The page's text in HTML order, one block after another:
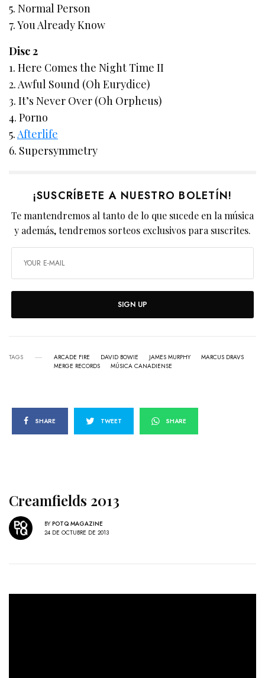
5. Normal Person
7. You Already Know
Disc 2
1. Here Comes the Night Time II
2. Awful Sound (Oh Eurydice)
3. It’s Never Over (Oh Orpheus)
4. Porno
5.Afterlife
6. Supersymmetry
¡SUSCRÍBETE A NUESTRO BOLETÍN!
Te mantendremos al tanto de lo que sucede en la música
y además, tendremos sorteos exclusivos para suscrites.
SIGN UP
TAGS ARCADE FIRE DAVID BOWIE JAMES MURPHY
MARCUS DRAVS
MERGE RECORDS
MÚSICA CANADIENSE
SHARE TWEET SHARE
Creamfields 2013
BY POTQ MAGAZINE
24 DE OCTUBRE DE 2013